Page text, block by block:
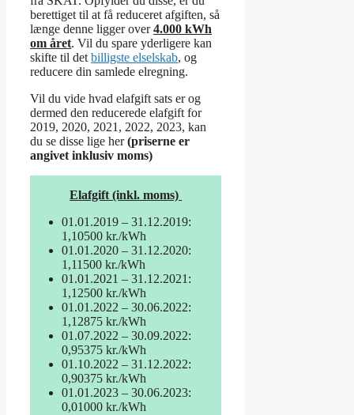
berettiget til at få reduceret afgiften, så
længe denne ligger over4.000 kWh
om året. Vil du spare yderligere kan
skifte til det billigste elselskab, og
reducere din samlede elregning.
Vil du vide hvad elafgift sats er og
dermed den reducerede elafgift for
2019, 2020, 2021, 2022, 2023, kan
du se disse lige her(priserne er
angivet inklusiv moms)
Elafgift (inkl. moms)
01.01.2019 – 31.12.2019:
1,10500 kr./kWh
01.01.2020 – 31.12.2020:
1,11500 kr./kWh
01.01.2021 – 31.12.2021:
1,12500 kr./kWh
01.01.2022 – 30.06.2022:
1,12875 kr./kWh
01.07.2022 – 30.09.2022:
0,95375 kr./kWh
01.10.2022 – 31.12.2022:
0,90375 kr./kWh
01.01.2023 – 30.06.2023:
0,01000 kr./kWh